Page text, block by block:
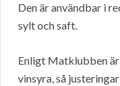
Den är användbar i
sylt och saft.
Enligt Matklubben
vinsyra, så